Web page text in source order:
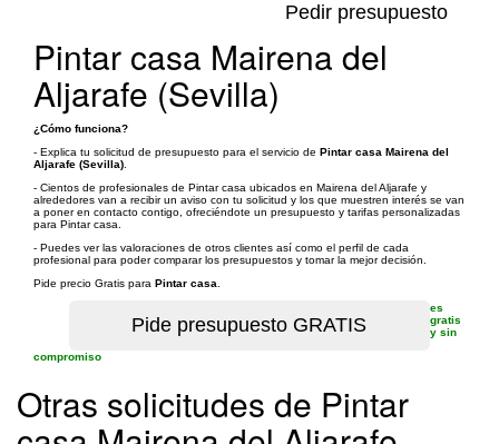
Pedir presupuesto
Pintar casa Mairena del
Aljarafe (Sevilla)
¿Cómo funciona?
- Explica tu solicitud de presupuesto para el servicio de Pintar casa Mairena del
Aljarafe (Sevilla)
- Cientos de profesionales de Pintar casa ubicados en Mairena del Aljarafe y
alrededores van a recibir un aviso con tu solicitud y los que muestren interés se van
a poner en contacto contigo, ofreciéndote un presupuesto y tarifas personalizadas
para Pintar casa.
- Puedes ver las valoraciones de otros clientes así como el perfil de cada
profesional para poder comparar los presupuestos y tomar la mejor decisión.
Pide precio Gratis para Pintar casa
es
gratis
y sin
compromiso
Otras solicitudes de Pintar